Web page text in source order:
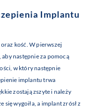
Implantu
kość. W pierwszej
następnie za pomocą
w który następnie
implantu trwa
zostają zszyte i należy
wygoiła, a implant zrósł z